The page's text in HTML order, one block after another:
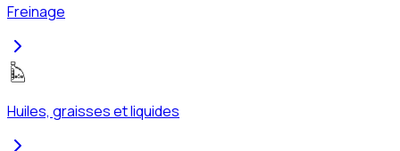
Freinage
Huiles, graisses et liquides